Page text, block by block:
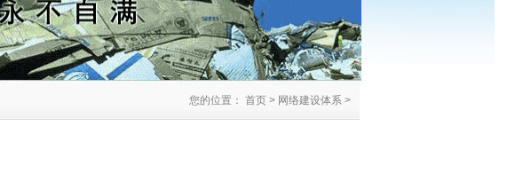
您的位置： 首页 > 网络建设体系 >